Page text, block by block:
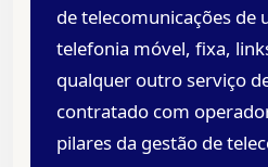
de telecomunicações de
telefonia móvel, fixa,
qualquer outro serviço
contratado com
pilares da gestão de